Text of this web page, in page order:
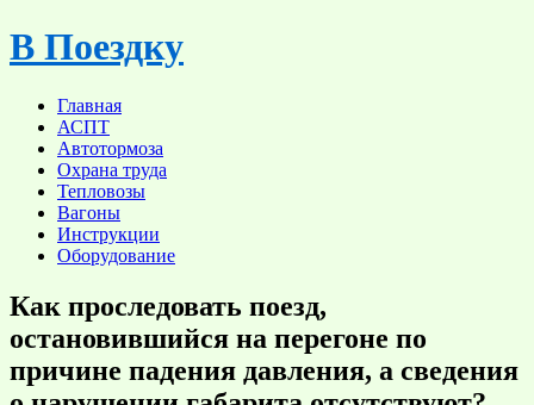
Skip
to
В Поездку
Главная
АСПТ
Автотормоза
Охрана труда
Тепловозы
Вагоны
Инструкции
Оборудование
Как проследовать поезд,
остановившийся на перегоне по
причине падения давления, а сведения